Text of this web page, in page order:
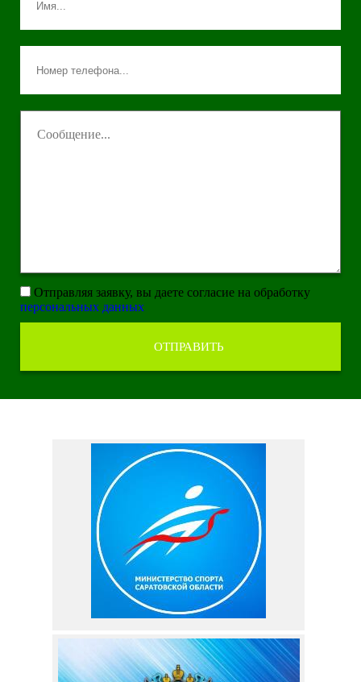
Отправляя заявку, вы даете согласие на обработку
персональных данных